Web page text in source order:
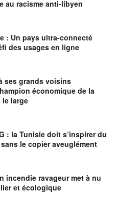
au racisme anti-libyen
: Un pays ultra-connecté
des usages en ligne
ses grands voisins
économique de la
le large
: la Tunisie doit s’inspirer du
le copier aveuglément
incendie ravageur met à nu
et écologique